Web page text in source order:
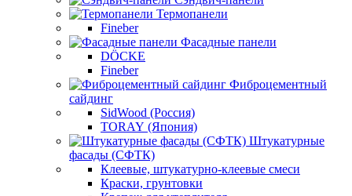
Термопанели
Fineber
Фасадные панели
DÖCKE
Fineber
Фиброцементный
сайдинг
SidWood (Россия)
TORAY (Япония)
Штукатурные
фасады (СФТК)
Клеевые, штукатурно-клеевые смеси
Краски, грунтовки